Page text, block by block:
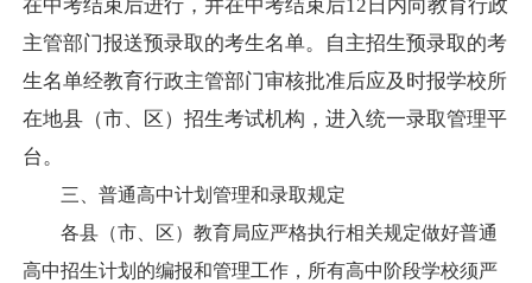
在中考结束后进行，并在中考结束后12日内向教育行政
主管部门报送预录取的考生名单。自主招生预录取的考
生名单经教育行政主管部门审核批准后应及时报学校所
在地县（市、区）招生考试机构，进入统一录取管理平
台。
三、普通高中计划管理和录取规定
各县（市、区）教育局应严格执行相关规定做好普通
高中招生计划的编报和管理工作，所有高中阶段学校须严